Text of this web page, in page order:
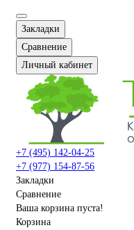
Закладки
Сравнение
Личный кабинет
+7 (495) 142-04-25
+7 (977) 154-87-56
Закладки
Сравнение
Ваша корзина пуста!
Корзина